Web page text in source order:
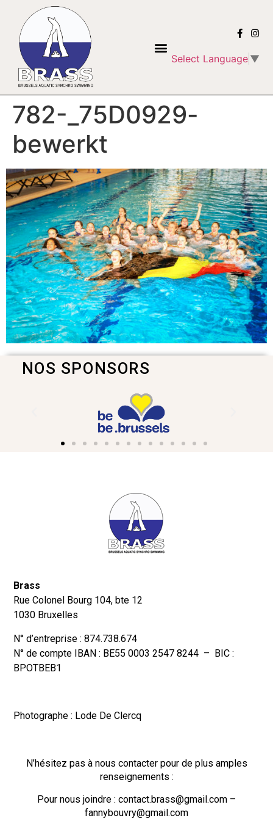
Select Language ▼
782-_75D0929-
bewerkt
NOS SPONSORS
Brass
Rue Colonel Bourg 104, bte 12
1030 Bruxelles
N° d’entreprise : 874.738.674
N° de compte IBAN : BE55 0003 2547 8244 – BIC :
BPOTBEB1
Photographe : Lode De Clercq
N’hésitez pas à nous contacter pour de plus amples
renseignements :
Pour nous joindre : contact.brass@gmail.com –
fannybouvry@gmail.com